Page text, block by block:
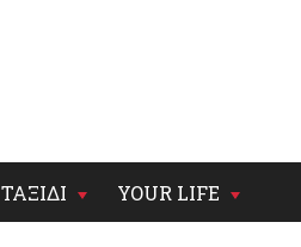
ΤΑΞΙΔΙ YOUR LIFE